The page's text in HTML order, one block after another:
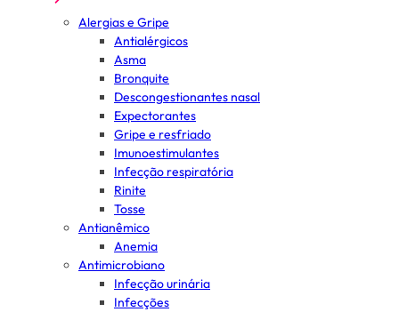
Alergias e Gripe
Antialérgicos
Asma
Bronquite
Descongestionantes nasal
Expectorantes
Gripe e resfriado
Imunoestimulantes
Infecção respiratória
Rinite
Tosse
Antianêmico
Anemia
Antimicrobiano
Infecção urinária
Infecções